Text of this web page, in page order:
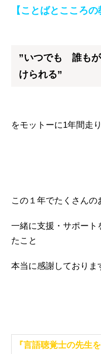
【ことばとこころの
”いつでも 誰も
けられる”
をモットーに1年間走
この１年でたくさん
一緒に支援・サポート
たこと
本当に感謝しておりま
『言語聴覚士の先生